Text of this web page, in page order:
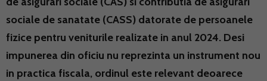
sociale de sanatate (CASS) datorate de persoanele
fizice pentru veniturile realizate in anul 2024. Desi
impunerea din oficiu nu reprezinta un instrument nou
in practica fiscala, ordinul este relevant deoarece